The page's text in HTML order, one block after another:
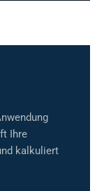
Ihre
kalkuliert